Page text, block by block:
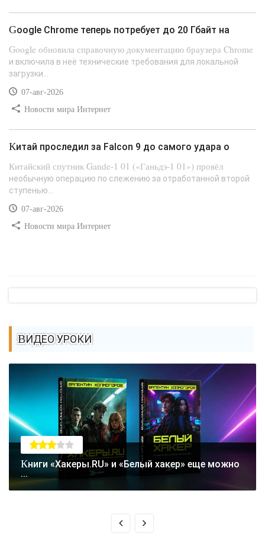
Google Chrome теперь потребует до 20 Гбайт на
Google обновила справочную документацию браузера Chrome
и включила в неё технические требования для локальной
загрузки...
07-авг-2026
Новости мира Интернет
Китай проследил за Falcon 9 до самого удара о
Китайский спутник Gande-1 01 («Ганьдэ-1 01») провёл
необычную операцию по слежению за отработанной второй
ступенью...
07-авг-2026
Новости мира Интернет
ВИДЕО УРОКИ
Книги «Хакеры.RU» и «Белый хакер» еще можно
...